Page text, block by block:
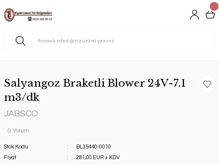
Salyangoz Braketli Blower 24V-7.1
m3/dk
JABSCO
0 Yorum
Stok Kodu
BL35440-0010
Fiyat
281,00 EUR + KDV